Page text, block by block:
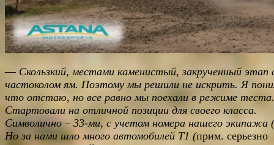
— Скользкий, местами каменистый, закрученный этап
частоколом ям. Поэтому мы решили не искрить. Я
что отстаю, но все равно мы поехали в режиме теста.
Стартовали на отличной позиции для своего класса.
Символично – 33-ми, с учетом номера нашего экипажа (
Но за нами шло много автомобилей T1 (прим. серьезно